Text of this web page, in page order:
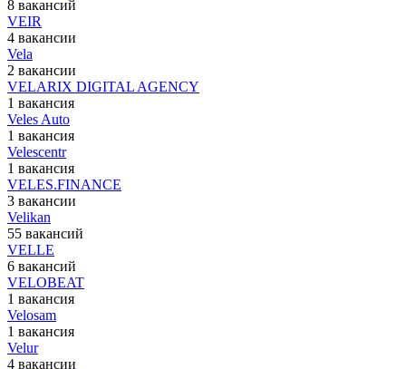
8 вакансий
VEIR
4 вакансии
Vela
2 вакансии
VELARIX DIGITAL AGENCY
1 вакансия
Veles Auto
1 вакансия
Velescentr
1 вакансия
VELES.FINANCE
3 вакансии
Velikan
55 вакансий
VELLE
6 вакансий
VELOBEAT
1 вакансия
Velosam
1 вакансия
Velur
4 вакансии